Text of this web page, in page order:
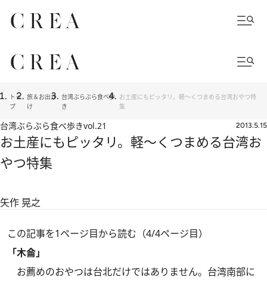
トッ
プ
旅＆お出か
け
台湾ぶらぶら食べ歩
き
お土産にもピッタリ。軽～くつまめる台湾おやつ特
集
台湾ぶらぶら食べ歩きvol.21 2013.5.15
お土産にもピッタリ。軽～くつまめる台湾お
やつ特集
矢作 晃之
この記事を1ページ目から読む（4/4ページ目）
「木侖」
お薦めのおやつは台北だけではありません。台湾南部に